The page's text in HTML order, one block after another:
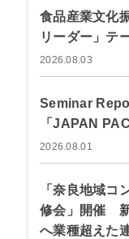
食品産業文化
リーダー」テ
2026.08.03
Seminar
「JAPAN
2026.08.01
「奈良地域コ
修会」開催
へ業種超えた